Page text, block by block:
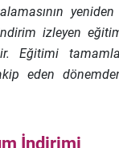
izleyen
Eğitimi
eden
İndirimi